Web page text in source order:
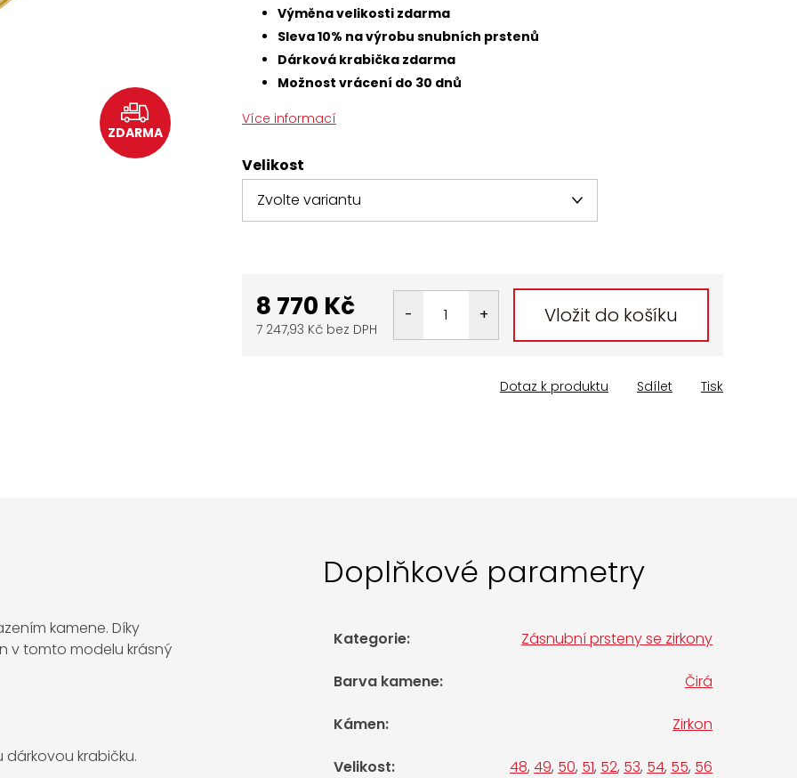
ZDARMA
Výměna velikosti zdarma
Sleva 10% na výrobu snubních prstenů
Dárková krabička zdarma
Možnost vrácení do 30 dnů
Více informací
Velikost
8 770 Kč
7 247,93 Kč bez DPH
Vložit do košíku
Tisk
Dotaz k produktu Sdílet
kamene. Díky
v tomto modelu krásný
krabičku.
Doplňkové parametry
Kategorie: Zásnubní prsteny se zirkony
Barva kamene: Čirá
Kámen: Zirkon
Velikost: 48, 49, 50, 51, 52, 53, 54, 55, 56